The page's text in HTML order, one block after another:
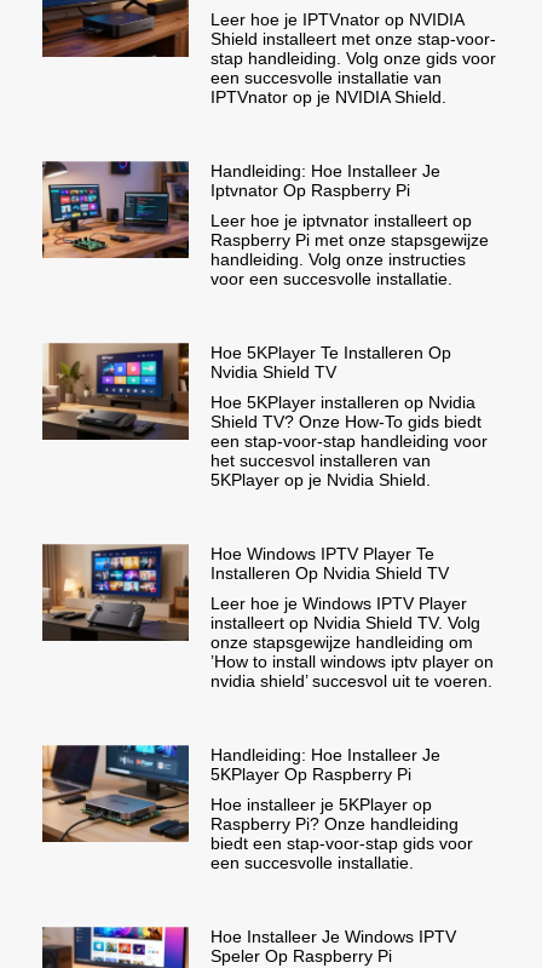
Leer hoe je IPTVnator op NVIDIA
Shield installeert met onze stap-voor-
stap handleiding. Volg onze gids voor
een succesvolle installatie van
IPTVnator op je NVIDIA Shield.
Handleiding: Hoe Installeer Je
Iptvnator Op Raspberry Pi
Leer hoe je iptvnator installeert op
Raspberry Pi met onze stapsgewijze
handleiding. Volg onze instructies
voor een succesvolle installatie.
Hoe 5KPlayer Te Installeren Op
Nvidia Shield TV
Hoe 5KPlayer installeren op Nvidia
Shield TV? Onze How-To gids biedt
een stap-voor-stap handleiding voor
het succesvol installeren van
5KPlayer op je Nvidia Shield.
Hoe Windows IPTV Player Te
Installeren Op Nvidia Shield TV
Leer hoe je Windows IPTV Player
installeert op Nvidia Shield TV. Volg
onze stapsgewijze handleiding om
’How to install windows iptv player on
nvidia shield’ succesvol uit te voeren.
Handleiding: Hoe Installeer Je
5KPlayer Op Raspberry Pi
Hoe installeer je 5KPlayer op
Raspberry Pi? Onze handleiding
biedt een stap-voor-stap gids voor
een succesvolle installatie.
Hoe Installeer Je Windows IPTV
Speler Op Raspberry Pi